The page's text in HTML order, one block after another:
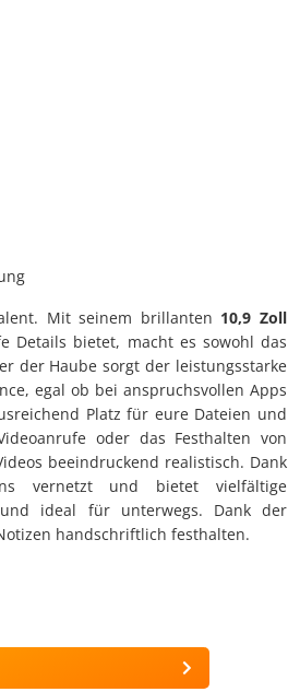
Mit seinem brillanten 10,9 Zoll
Details bietet, macht es sowohl das
der Haube sorgt der leistungsstarke
egal ob bei anspruchsvollen Apps
Platz für eure Dateien und
oder das Festhalten von
beeindruckend realistisch. Dank
vernetzt und bietet vielfältige
ideal für unterwegs. Dank der
handschriftlich festhalten.